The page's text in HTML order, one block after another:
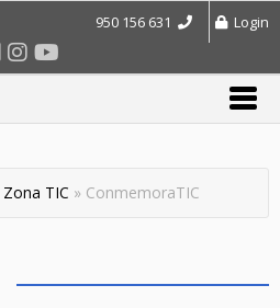
Login
950 156 631
Zona TIC » ConmemoraTIC